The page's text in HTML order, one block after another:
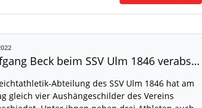
Wolfgang Beck beim SSV Ulm 1846 verabschiedet
Abteilung des SSV Ulm 1846 hat am
gleich vier Aushängeschilder des Vereins